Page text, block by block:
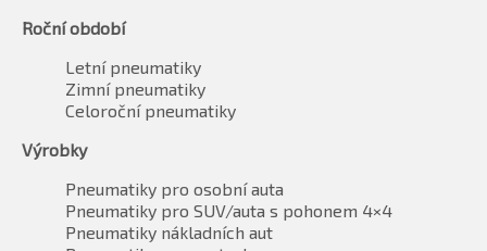
Roční období
Letní pneumatiky
Zimní pneumatiky
Celoroční pneumatiky
Výrobky
Pneumatiky pro osobní auta
Pneumatiky pro SUV/auta s pohonem 4×4
Pneumatiky nákladních aut